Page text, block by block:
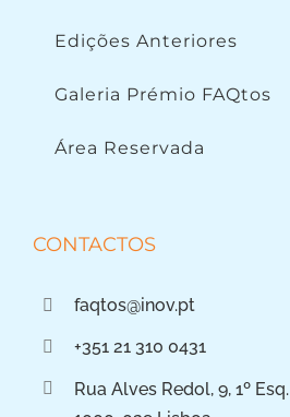
Edições Anteriores
Galeria Prémio FAQtos
Área Reservada
CONTACTOS
faqtos@inov.pt
+351 21 310 0431
Rua Alves Redol, 9, 1º Esq.